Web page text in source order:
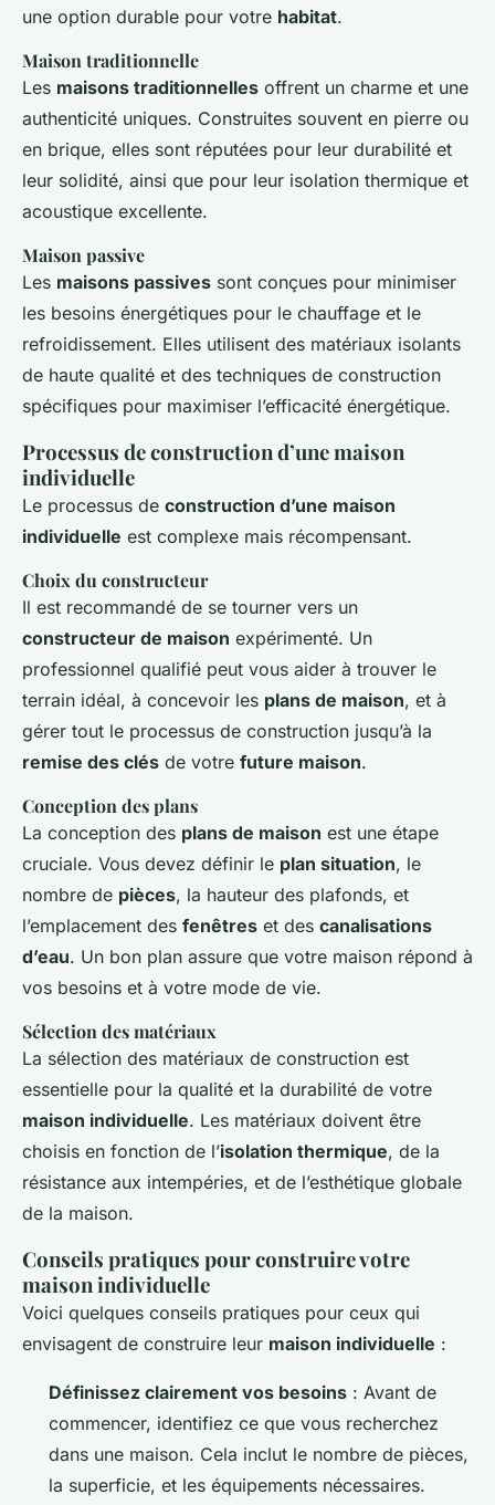
une option durable pour votre habitat.
Maison traditionnelle
Les maisons traditionnelles offrent un charme et une
authenticité uniques. Construites souvent en pierre ou
en brique, elles sont réputées pour leur durabilité et
leur solidité, ainsi que pour leur isolation thermique et
acoustique excellente.
Maison passive
Les maisons passives sont conçues pour minimiser
les besoins énergétiques pour le chauffage et le
refroidissement. Elles utilisent des matériaux isolants
de haute qualité et des techniques de construction
spécifiques pour maximiser l’efficacité énergétique.
Processus de construction d’une maison
individuelle
Le processus de construction d’une maison
individuelle est complexe mais récompensant.
Choix du constructeur
Il est recommandé de se tourner vers un
constructeur de maison expérimenté. Un
professionnel qualifié peut vous aider à trouver le
terrain idéal, à concevoir les plans de maison, et à
gérer tout le processus de construction jusqu’à la
remise des clés de votre future maison.
Conception des plans
La conception des plans de maison est une étape
cruciale. Vous devez définir le plan situation, le
nombre de pièces, la hauteur des plafonds, et
l’emplacement des fenêtres et des canalisations
d’eau. Un bon plan assure que votre maison répond à
vos besoins et à votre mode de vie.
Sélection des matériaux
La sélection des matériaux de construction est
essentielle pour la qualité et la durabilité de votre
maison individuelle. Les matériaux doivent être
choisis en fonction de l’isolation thermique, de la
résistance aux intempéries, et de l’esthétique globale
de la maison.
Conseils pratiques pour construire votre
maison individuelle
Voici quelques conseils pratiques pour ceux qui
envisagent de construire leur maison individuelle :
Définissez clairement vos besoins : Avant de
commencer, identifiez ce que vous recherchez
dans une maison. Cela inclut le nombre de pièces,
la superficie, et les équipements nécessaires.